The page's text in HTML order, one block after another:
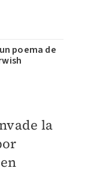
poema de
la